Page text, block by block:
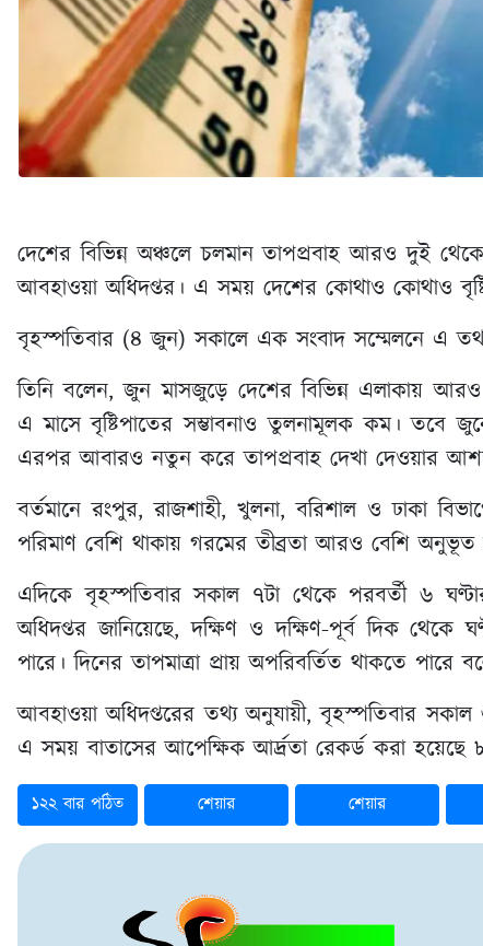
দেশের বিভিন্ন অঞ্চলে চলমান তাপপ্রবাহ আরও দুই
আবহাওয়া অধিদপ্তর। এ সময় দেশের কোথাও কোথাও
বৃহস্পতিবার (৪ জুন) সকালে এক সংবাদ সম্মেলনে এ
তিনি বলেন, জুন মাসজুড়ে দেশের বিভিন্ন এলাকায়
এ মাসে বৃষ্টিপাতের সম্ভাবনাও তুলনামূলক কম। তবে
এরপর আবারও নতুন করে তাপপ্রবাহ দেখা দেওয়ার
বর্তমানে রংপুর, রাজশাহী, খুলনা, বরিশাল ও ঢাকা
পরিমাণ বেশি থাকায় গরমের তীব্রতা আরও বেশি অনুভূত
এদিকে বৃহস্পতিবার সকাল ৭টা থেকে পরবর্তী ৬
অধিদপ্তর জানিয়েছে, দক্ষিণ ও দক্ষিণ-পূর্ব দিক থেকে
পারে। দিনের তাপমাত্রা প্রায় অপরিবর্তিত থাকতে পারে
আবহাওয়া অধিদপ্তরের তথ্য অনুযায়ী, বৃহস্পতিবার সকাল
এ সময় বাতাসের আপেক্ষিক আর্দ্রতা রেকর্ড করা হয়েছে
১২২ বার পঠিত শেয়ার শেয়ার